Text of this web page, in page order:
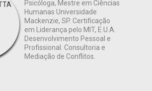
Psicóloga, Mestre em Ciências
Humanas Universidade
Mackenzie, SP. Certificação
em Liderança pelo MIT, E.U.A.
Desenvolvimento Pessoal e
Profissional. Consultoria e
Mediação de Conflitos.